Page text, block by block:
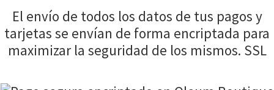
El envío de todos los datos de tus pagos y
tarjetas se envían de forma encriptada para
maximizar la seguridad de los mismos. SSL